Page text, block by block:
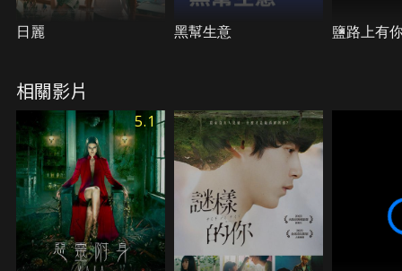
日麗 黑幫生意 鹽路上有
相關影片
5.1